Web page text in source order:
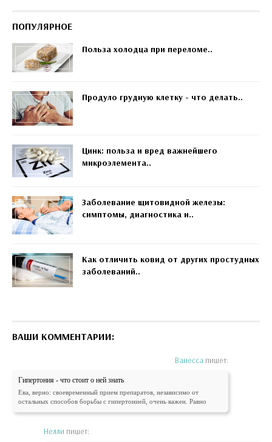
ПОПУЛЯРНОЕ
Польза холодца при переломе..
Продуло грудную клетку - что делать..
Цинк: польза и вред важнейшего
микроэлемента..
Заболевание щитовидной железы:
симптомы, диагностика и..
Как отличить ковид от других простудных
заболеваний..
ВАШИ КОММЕНТАРИИ:
Ванесса пишет:
Гипертония - что стоит о ней знать
Ева, верно: своевременный прием препаратов, независимо от
остальных способов борьбы с гипертонией, очень важен. Равно
Нелли пишет: